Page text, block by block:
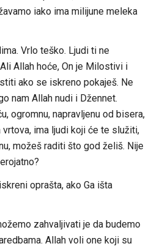
iako ima milijune meleka
Vrlo teško. Ljudi ti ne
Allah hoće, On je Milostivi i
ako se iskreno pokaješ. Ne
nam Allah nudi i Džennet.
ogromnu, napravljenu od bisera,
ima ljudi koji će te služiti,
možeš raditi što god želiš. Nije
oprašta, ako Ga išta
zahvaljivati je da budemo
Allah voli one koji su